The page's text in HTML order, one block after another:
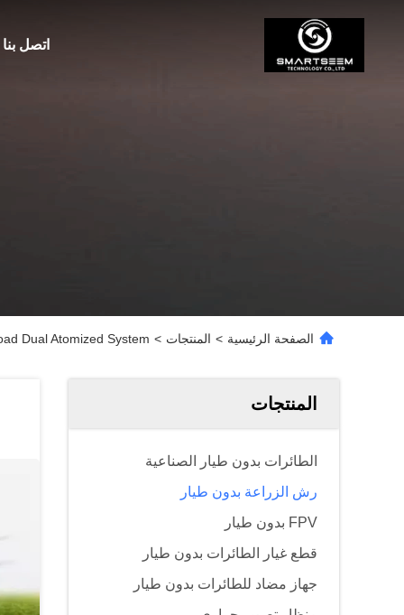
اتصل بنا
الصفحة الرئيسية > المنتجات >
Dual Atomized System
المنتجات
الطائرات بدون طيار الصناعية
رش الزراعة بدون طيار
FPV بدون طيار
قطع غيار الطائرات بدون طيار
جهاز مضاد للطائرات بدون طيار